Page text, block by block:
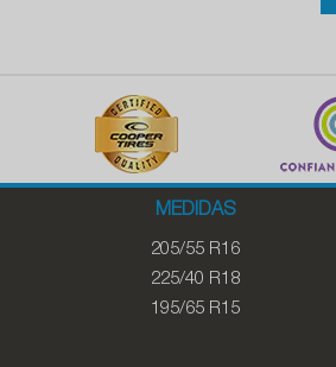
MEDIDAS
205/55 R16
225/40 R18
195/65 R15